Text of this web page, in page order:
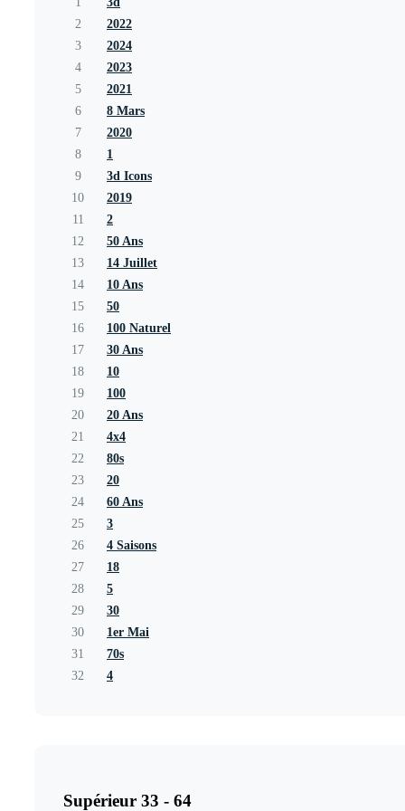
2
2022
3
2024
4
2023
5
2021
6
8 Mars
7
2020
8
1
9
3d Icons
10
2019
11
2
12
50 Ans
13
14 Juillet
14
10 Ans
15
50
16
100 Naturel
17
30 Ans
18
10
19
100
20
20 Ans
21
4x4
22
80s
23
20
24
60 Ans
25
3
26
4 Saisons
27
18
28
5
29
30
30
1er Mai
31
70s
32
4
Supérieur 33 - 64